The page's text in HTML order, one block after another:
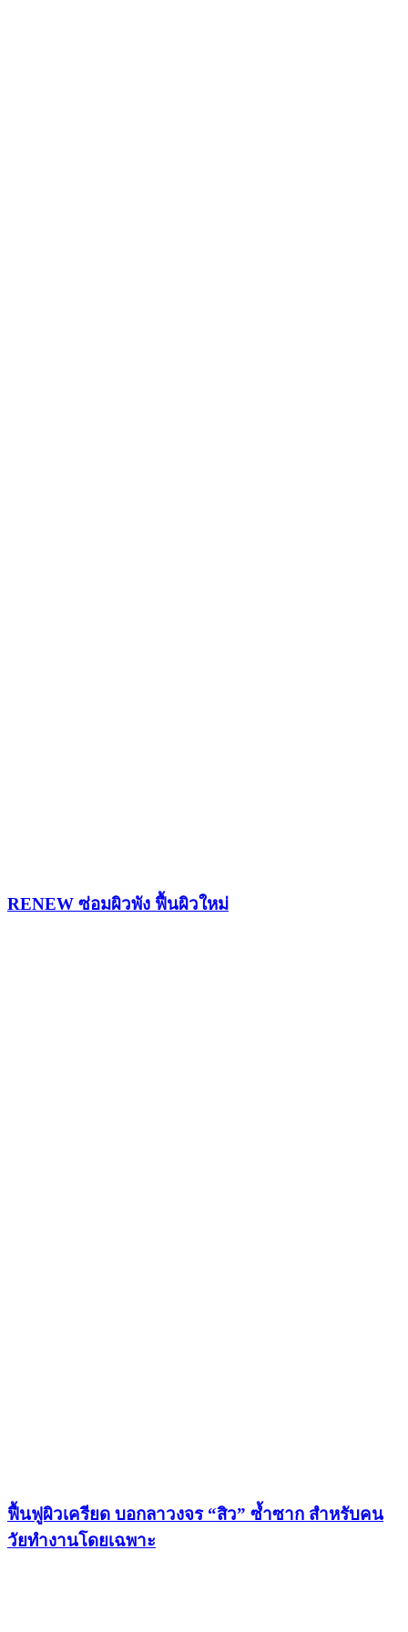
RENEW ซ่อมผิวพัง ฟื้นผิวใหม่
ฟื้นฟูผิวเครียด บอกลาวงจร “สิว” ซ้ำซาก สำหรับคน
วัยทำงานโดยเฉพาะ